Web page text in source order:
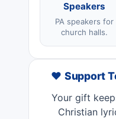
Speakers
PA speakers for
church halls.
❤️ Support
Your gift
Christian